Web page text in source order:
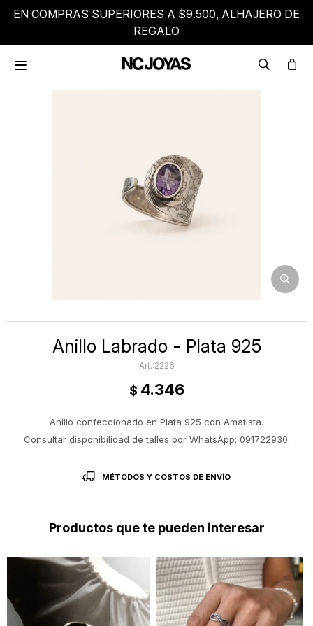
EN COMPRAS SUPERIORES A $9.500, ALHAJERO DE
REGALO

Anillo Labrado - Plata 925
2226
$ 4.346
Anillo confeccionado en Plata 925 con Amatista.
Consultar disponibilidad de talles por WhatsApp: 091722930.
MÉTODOS Y COSTOS DE ENVÍO
Productos que te pueden interesar